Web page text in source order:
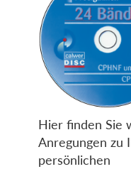
Hier finden Sie
Anregungen zu
persönlichen